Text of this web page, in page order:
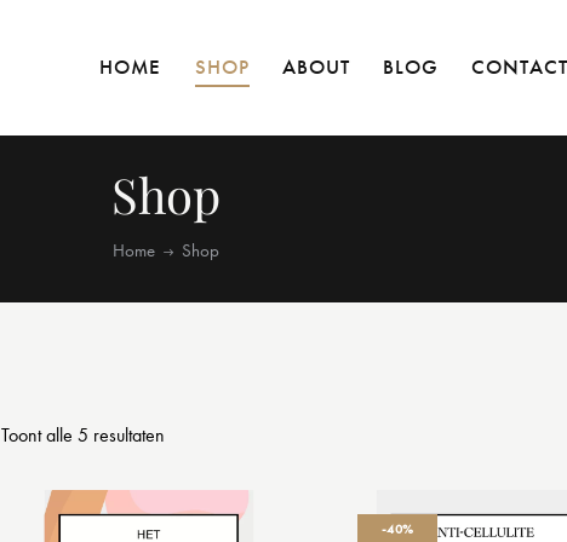
HOME SHOP ABOUT BLOG
Shop
Home Shop
Toont alle 5 resultaten
-40%